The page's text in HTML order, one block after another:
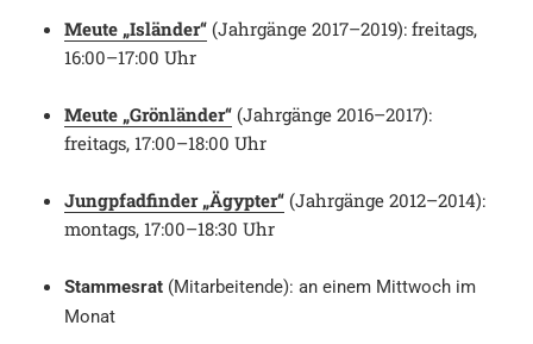
Meute „Isländer“ (Jahrgänge 2017–2019):freitags,
16:00–17:00 Uhr
Meute „Grönländer“ (Jahrgänge 2016–2017):
freitags, 17:00–18:00 Uhr
Jungpfadfinder „Ägypter“ (Jahrgänge 2012–2014):
montags, 17:00–18:30 Uhr
Stammesrat (Mitarbeitende): an einem Mittwoch im
Monat